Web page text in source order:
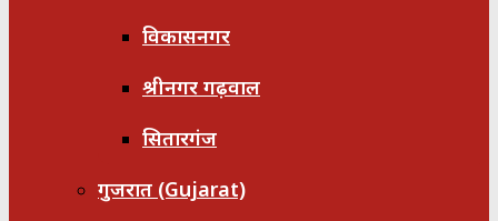
विकासनगर
श्रीनगर गढ़वाल
सितारगंज
गुजरात (Gujarat)